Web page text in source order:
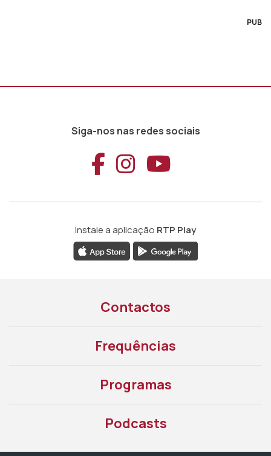
PUB
Siga-nos nas redes sociais
Aceder ao
Aceder ao
Aceder
Instale a aplicação RTP Play
Contactos
Frequências
Programas
Podcasts